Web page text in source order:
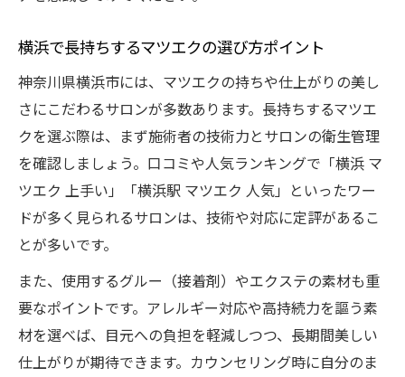
横浜で長持ちするマツエクの選び方ポイント
神奈川県横浜市には、マツエクの持ちや仕上がりの美し
さにこだわるサロンが多数あります。長持ちするマツエ
クを選ぶ際は、まず施術者の技術力とサロンの衛生管理
を確認しましょう。口コミや人気ランキングで「横浜 マ
ツエク 上手い」「横浜駅 マツエク 人気」といったワー
ドが多く見られるサロンは、技術や対応に定評があるこ
とが多いです。
また、使用するグルー（接着剤）やエクステの素材も重
要なポイントです。アレルギー対応や高持続力を謳う素
材を選べば、目元への負担を軽減しつつ、長期間美しい
仕上がりが期待できます。カウンセリング時に自分のま